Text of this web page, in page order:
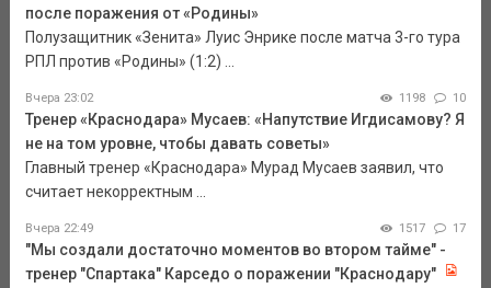
после поражения от «Родины»
Полузащитник «Зенита» Луис Энрике после матча 3-го тура
РПЛ против «Родины» (1:2) ...
Вчера 23:02 1198 10
Тренер «Краснодара» Мусаев: «Напутствие Игдисамову? Я
не на том уровне, чтобы давать советы»
Главный тренер «Краснодара» Мурад Мусаев заявил, что
считает некорректным ...
Вчера 22:49 1517 17
"Мы создали достаточно моментов во втором тайме" -
тренер "Спартака" Карседо о поражении "Краснодару"